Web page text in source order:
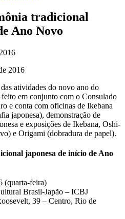
tradicional
Ano Novo
2016
atividades do novo ano do
em conjunto com o Consulado
e conta com oficinas de Ikebana
japonesa), demonstração de
e exposições de Ikebana, Oshi-
e Origami (dobradura de papel).
japonesa de início de Ano
(quarta-feira)
Brasil-Japão – ICBJ
39 – Centro, Rio de